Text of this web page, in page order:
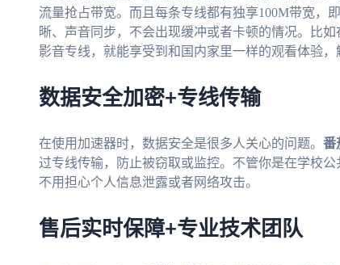
流量抢占带宽。而且每条专线都有独享100M带宽，
晰、声音同步，不会出现缓冲或者卡顿的情况。比
影音专线，就能享受到和国内家里一样的观看体验
数据安全加密+专线传输
在使用加速器时，数据安全是很多人关心的问题。 番
过专线传输，防止被窃取或监控。不管你是在学校
不用担心个人信息泄露或者网络攻击。
售后实时保障+专业技术团队